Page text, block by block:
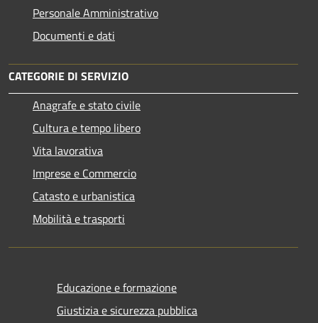
Personale Amministrativo
Documenti e dati
CATEGORIE DI SERVIZIO
Anagrafe e stato civile
Cultura e tempo libero
Vita lavorativa
Imprese e Commercio
Catasto e urbanistica
Mobilità e trasporti
Educazione e formazione
Giustizia e sicurezza pubblica